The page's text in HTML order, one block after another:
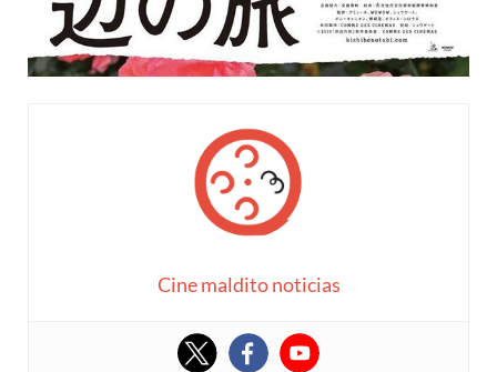
Cine maldito noticias